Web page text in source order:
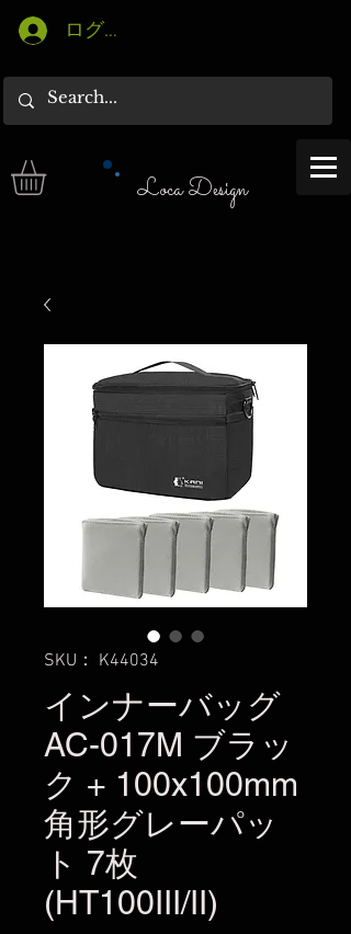
ログイン
Loca Design
SKU： K44034
インナーバッグ
AC-017M ブラッ
ク + 100x100mm
角形グレーパッ
ト 7枚
(HT100III/II)